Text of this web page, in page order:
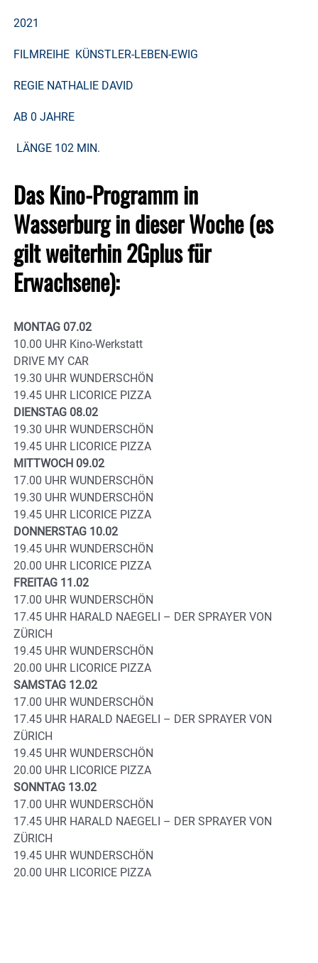
2021
FILMREIHE KÜNSTLER-LEBEN-EWIG
REGIE NATHALIE DAVID
AB 0 JAHRE
LÄNGE 102 MIN.
Das Kino-Programm in
Wasserburg in dieser Woche (es
gilt weiterhin 2Gplus für
Erwachsene):
MONTAG 07.02
10.00 UHR Kino-Werkstatt
DRIVE MY CAR
19.30 UHR WUNDERSCHÖN
19.45 UHR LICORICE PIZZA
DIENSTAG 08.02
19.30 UHR WUNDERSCHÖN
19.45 UHR LICORICE PIZZA
MITTWOCH 09.02
17.00 UHR WUNDERSCHÖN
19.30 UHR WUNDERSCHÖN
19.45 UHR LICORICE PIZZA
DONNERSTAG 10.02
19.45 UHR WUNDERSCHÖN
20.00 UHR LICORICE PIZZA
FREITAG 11.02
17.00 UHR WUNDERSCHÖN
17.45 UHR HARALD NAEGELI – DER SPRAYER VON
ZÜRICH
19.45 UHR WUNDERSCHÖN
20.00 UHR LICORICE PIZZA
SAMSTAG 12.02
17.00 UHR WUNDERSCHÖN
17.45 UHR HARALD NAEGELI – DER SPRAYER VON
ZÜRICH
19.45 UHR WUNDERSCHÖN
20.00 UHR LICORICE PIZZA
SONNTAG 13.02
17.00 UHR WUNDERSCHÖN
17.45 UHR HARALD NAEGELI – DER SPRAYER VON
ZÜRICH
19.45 UHR WUNDERSCHÖN
20.00 UHR LICORICE PIZZA